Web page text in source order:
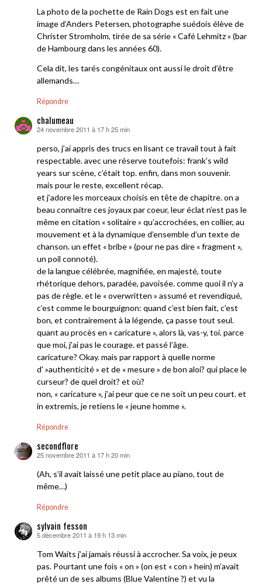
La photo de la pochette de Rain Dogs est en fait une
image d’Anders Petersen, photographe suédois élève de
Christer Stromholm, tirée de sa série « Café Lehmitz » (bar
de Hambourg dans les années 60).
Cela dit, les tarés congénitaux ont aussi le droit d’être
allemands…
Répondre
chalumeau
dit :
24 novembre 2011 à 17 h 25 min
perso, j’ai appris des trucs en lisant ce travail tout à fait
respectable. avec une réserve toutefois: frank’s wild
years sur scène, c’était top. enfin, dans mon souvenir.
mais pour le reste, excellent récap.
et j’adore les morceaux choisis en tête de chapitre. on a
beau connaitre ces joyaux par coeur, leur éclat n’est pas le
même en citation « solitaire » qu’accrochées, en collier, au
mouvement et à la dynamique d’ensemble d’un texte de
chanson. un effet « bribe » (pour ne pas dire « fragment »,
un poil connoté).
de la langue célébrée, magnifiée, en majesté, toute
rhétorique dehors, paradée, pavoisée. comme quoi il n’y a
pas de règle. et le « overwritten » assumé et revendiqué,
c’est comme le bourguignon: quand c’est bien fait, c’est
bon, et contrairement à la légende, ça passe tout seul.
quant au procès en « caricature », alors là, vas-y, toi. parce
que moi, j’ai pas le courage. et passé l’âge.
caricature? Okay. mais par rapport à quelle norme
d' »authenticité » et de « mesure » de bon aloi? qui place le
curseur? de quel droit? et où?
non, « caricature », j’ai peur que ce ne soit un peu court. et
in extremis, je retiens le « jeune homme ».
Répondre
secondflore
dit :
25 novembre 2011 à 17 h 20 min
(Ah, s’il avait laissé une petit place au piano, tout de
même…)
Répondre
sylvain fesson
dit :
5 décembre 2011 à 19 h 13 min
Tom Waits j’ai jamais réussi à accrocher. Sa voix, je peux
pas. Pourtant une fois « on » (on est « con » hein) m’avait
prêté un de ses albums (Blue Valentine ?) et vu la